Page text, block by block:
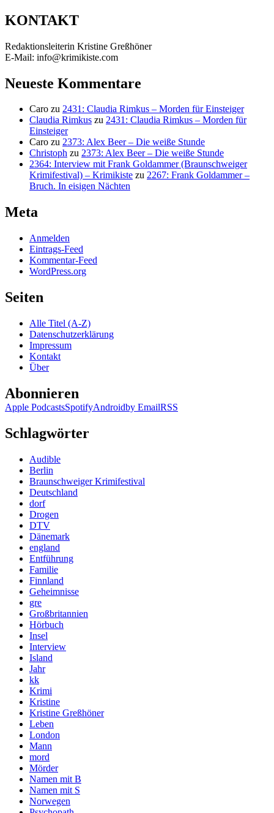
KONTAKT
Redaktionsleiterin Kristine Greßhöner
E-Mail: info@krimikiste.com
Neueste Kommentare
Caro zu 2431: Claudia Rimkus – Morden für Einsteiger
Claudia Rimkus zu 2431: Claudia Rimkus – Morden für
Einsteiger
Caro zu 2373: Alex Beer – Die weiße Stunde
Christoph zu 2373: Alex Beer – Die weiße Stunde
2364: Interview mit Frank Goldammer (Braunschweiger
Krimifestival) – Krimikiste zu 2267: Frank Goldammer –
Bruch. In eisigen Nächten
Meta
Anmelden
Eintrags-Feed
Kommentar-Feed
WordPress.org
Seiten
Alle Titel (A-Z)
Datenschutzerklärung
Impressum
Kontakt
Über
Abonnieren
Apple PodcastsSpotifyAndroidby EmailRSS
Schlagwörter
Audible
Berlin
Braunschweiger Krimifestival
Deutschland
dorf
Drogen
DTV
Dänemark
england
Entführung
Familie
Finnland
Geheimnisse
gre
Großbritannien
Hörbuch
Insel
Interview
Island
Jahr
kk
Krimi
Kristine
Kristine Greßhöner
Leben
London
Mann
mord
Mörder
Namen mit B
Namen mit S
Norwegen